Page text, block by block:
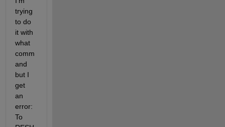
trying
to do
it with
what
comm
and
but I
get
an
error:
To